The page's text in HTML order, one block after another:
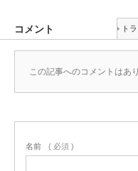
コメント ト
この記事へのコメントはあ
名前 ( 必須 )